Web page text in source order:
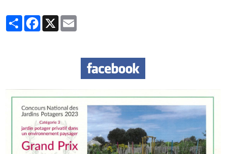
PartagerFacebook
X